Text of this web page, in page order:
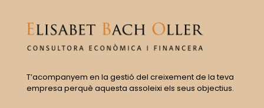
T’acompanyem en la gestió del creixement de la teva
empresa perquè aquesta assoleixi els seus objectius.